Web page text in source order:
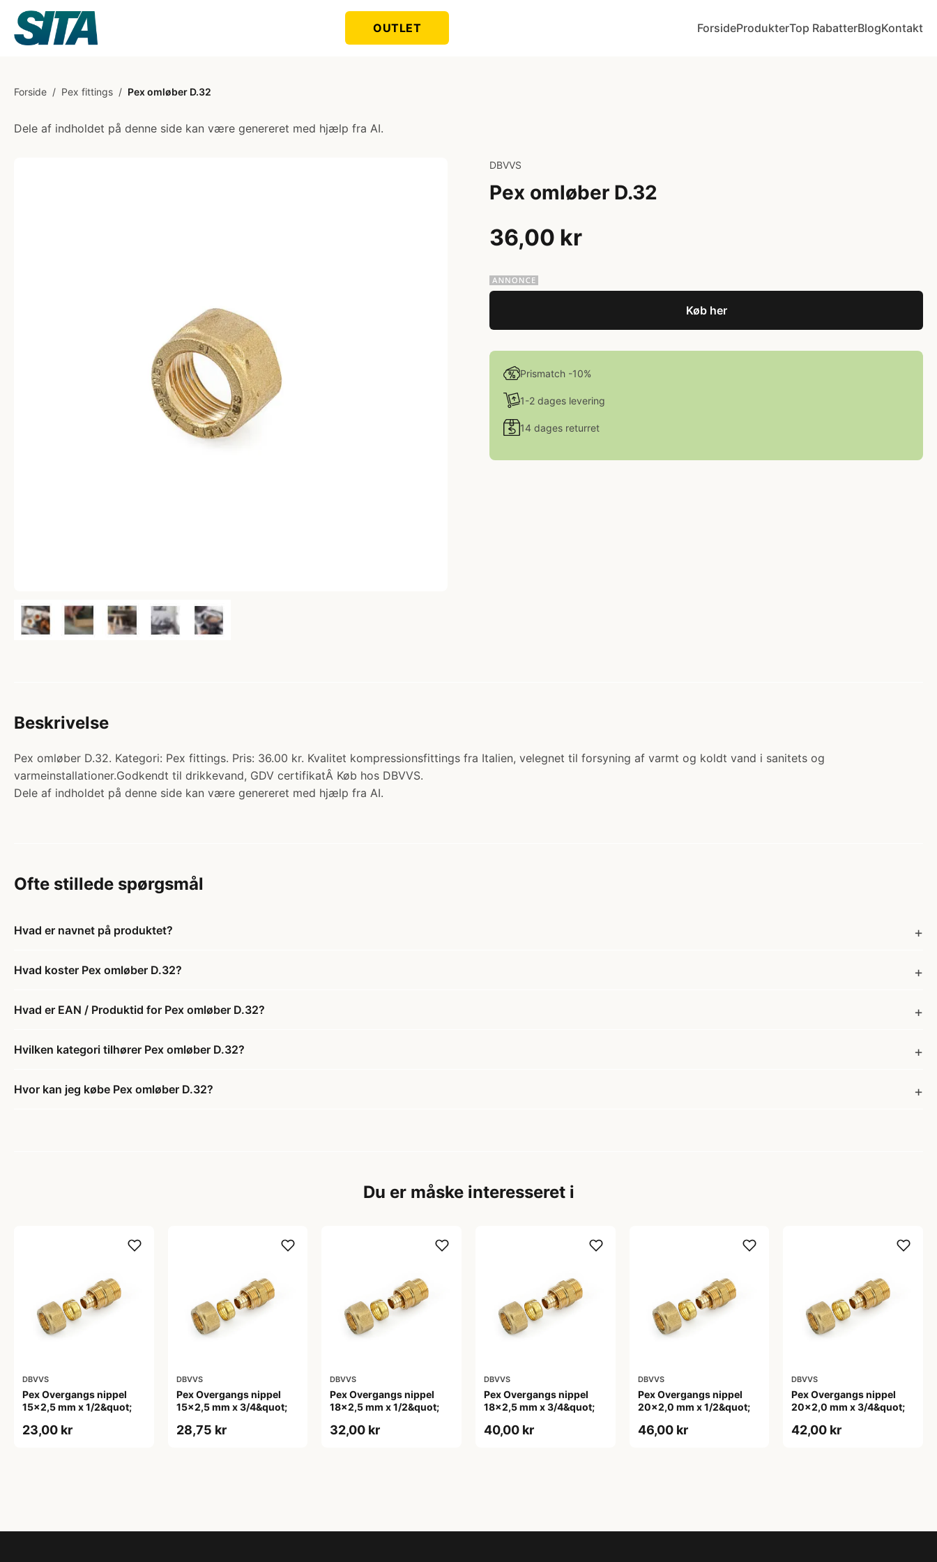
OUTLET ForsideProdukterTop RabatterBlogKontakt
Forside / Pex fittings / Pex omløber D.32
Dele af indholdet på denne side kan være genereret med hjælp fra AI.
DBVVS
Pex omløber D.32
36,00 kr
Køb her
Prismatch -10%
1-2 dages levering
14 dages returret
Beskrivelse
Pex omløber D.32. Kategori: Pex fittings. Pris: 36.00 kr. Kvalitet kompressionsfittings fra Italien, velegnet til forsyning af varmt og koldt vand i sanitets og
varmeinstallationer.Godkendt til drikkevand, GDV certifikatÂ Køb hos DBVVS.
Dele af indholdet på denne side kan være genereret med hjælp fra AI.
Ofte stillede spørgsmål
Hvad er navnet på produktet?
Hvad koster Pex omløber D.32?
Hvad er EAN / Produktid for Pex omløber D.32?
Hvilken kategori tilhører Pex omløber D.32?
Hvor kan jeg købe Pex omløber D.32?
Du er måske interesseret i
DBVVS
Pex Overgangs nippel
15x2,5 mm x 1/2&quot;
23,00 kr
DBVVS
Pex Overgangs nippel
15x2,5 mm x 3/4&quot;
28,75 kr
DBVVS
Pex Overgangs nippel
18x2,5 mm x 1/2&quot;
32,00 kr
DBVVS
Pex Overgangs nippel
18x2,5 mm x 3/4&quot;
40,00 kr
DBVVS
Pex Overgangs nippel
20x2,0 mm x 1/2&quot;
46,00 kr
DBVVS
Pex Overgangs nippel
20x2,0 mm x 3/4&quot;
42,00 kr